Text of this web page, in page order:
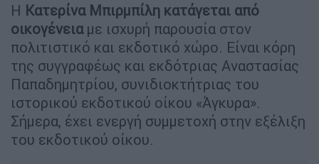
Η Κατερίνα Μπιρμπίλη κατάγεται από
οικογένειαμε ισχυρή παρουσία στον
πολιτιστικό και εκδοτικό χώρο. Είναι κόρη
της συγγραφέως και εκδότριας Αναστασίας
Παπαδημητρίου, συνιδιοκτήτριας του
ιστορικού εκδοτικού οίκου «Άγκυρα».
Σήμερα, έχει ενεργή συμμετοχή στην εξέλιξη
του εκδοτικού οίκου.